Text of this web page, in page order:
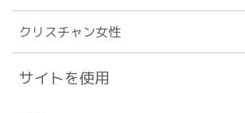
クリスチャン女性
サイトを使用